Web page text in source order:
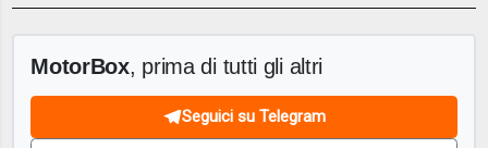
MotorBox, prima di tutti gli altri
Seguici su Telegram